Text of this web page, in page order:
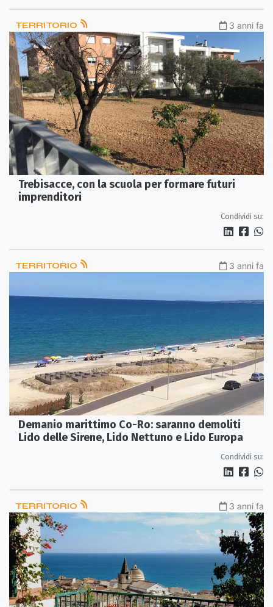
TERRITORIO 3 anni fa
Trebisacce, con la scuola per formare futuri
imprenditori
Condividi su:
TERRITORIO 3 anni fa
Demanio marittimo Co-Ro: saranno demoliti
Lido delle Sirene, Lido Nettuno e Lido Europa
Condividi su:
TERRITORIO 3 anni fa